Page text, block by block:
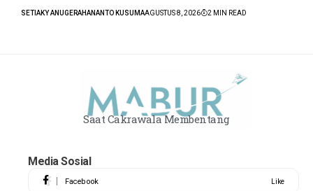
SETIAKY ANUGERAHANANTO KUSUMAAGUSTUS 8, 2026 2 MIN READ
Saat Cakrawala Membentang
Media Sosial
Facebook Like